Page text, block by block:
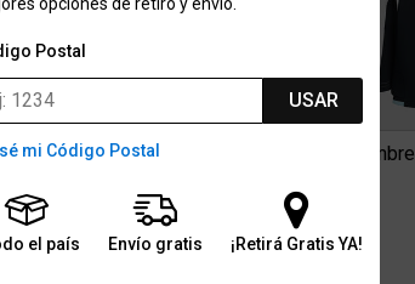
Postal
USAR
mi Código Postal
el país Envío gratis ¡Retirá Gratis YA!
Buzo Argentina adidas Tiro 26 Hombre
$219.999
6 cuotas sin interés de $36.666